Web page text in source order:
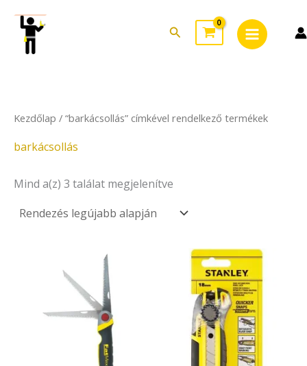
content
Search
Menu
Kezdőlap / “barkácsollás” címkével rendelkező termékek
barkácsollás
Mind a(z) 3 találat megjelenítve
latest